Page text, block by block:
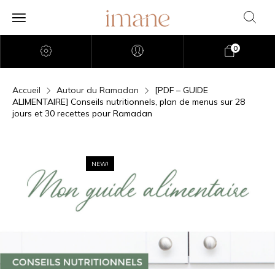
0
Accueil Autour du Ramadan
[PDF – GUIDE
ALIMENTAIRE] Conseils nutritionnels, plan de menus sur 28
jours et 30 recettes pour Ramadan
NEW!